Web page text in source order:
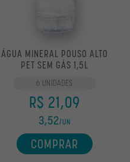
ÁGUA MINERAL POUSO ALTO
PET SEM GÁS 1,5L
6 UNIDADES
R$ 21,09
3,52/UN
COMPRAR